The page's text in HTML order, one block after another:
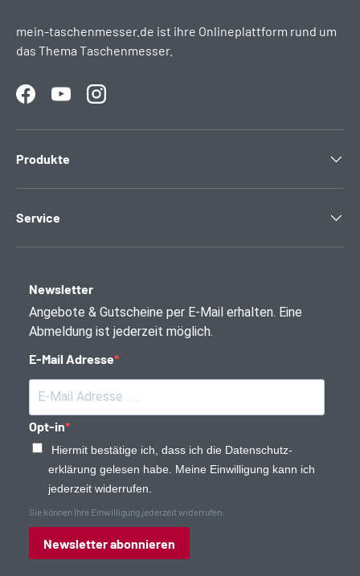
mein-taschenmesser.de ist ihre Onlineplattform rund um
das Thema Taschenmesser.
FacebookYouTubeInstagram
Produkte
Service
Newsletter
Angebote & Gutscheine per E-Mail erhalten. Eine
Abmeldung ist jederzeit möglich.
E-Mail Adresse
Opt-in
Hiermit bestätige ich, dass ich die Daten­schutz­
erklärung gelesen habe. Meine Einwilligung kann ich
jederzeit widerrufen.
Sie können Ihre Einwilligung jederzeit widerrufen.
Newsletter abonnieren